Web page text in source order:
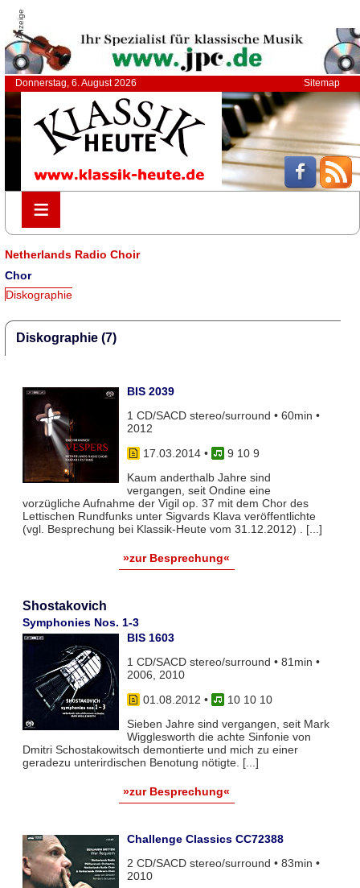
Anzeige
Donnerstag, 6. August 2026 Sitemap
≡
≡
Netherlands Radio Choir
Chor
Diskographie
Diskographie (7)
BIS 2039
1 CD/SACD stereo/surround • 60min •
2012
17.03.2014•
9 10 9
Kaum anderthalb Jahre sind
vergangen, seit Ondine eine
vorzügliche Aufnahme der Vigil op. 37 mit dem Chor des
Lettischen Rundfunks unter Sigvards Klava veröffentlichte
(vgl. Besprechung bei Klassik-Heute vom 31.12.2012) . [...]
»zur Besprechung«
Shostakovich
Symphonies Nos. 1-3
BIS 1603
1 CD/SACD stereo/surround • 81min •
2006, 2010
01.08.2012 •
10 10 10
Sieben Jahre sind vergangen, seit Mark
Wigglesworth die achte Sinfonie von
Dmitri Schostakowitsch demontierte und mich zu einer
geradezu unterirdischen Benotung nötigte. [...]
»zur Besprechung«
Challenge Classics CC72388
2 CD/SACD stereo/surround • 83min •
2010